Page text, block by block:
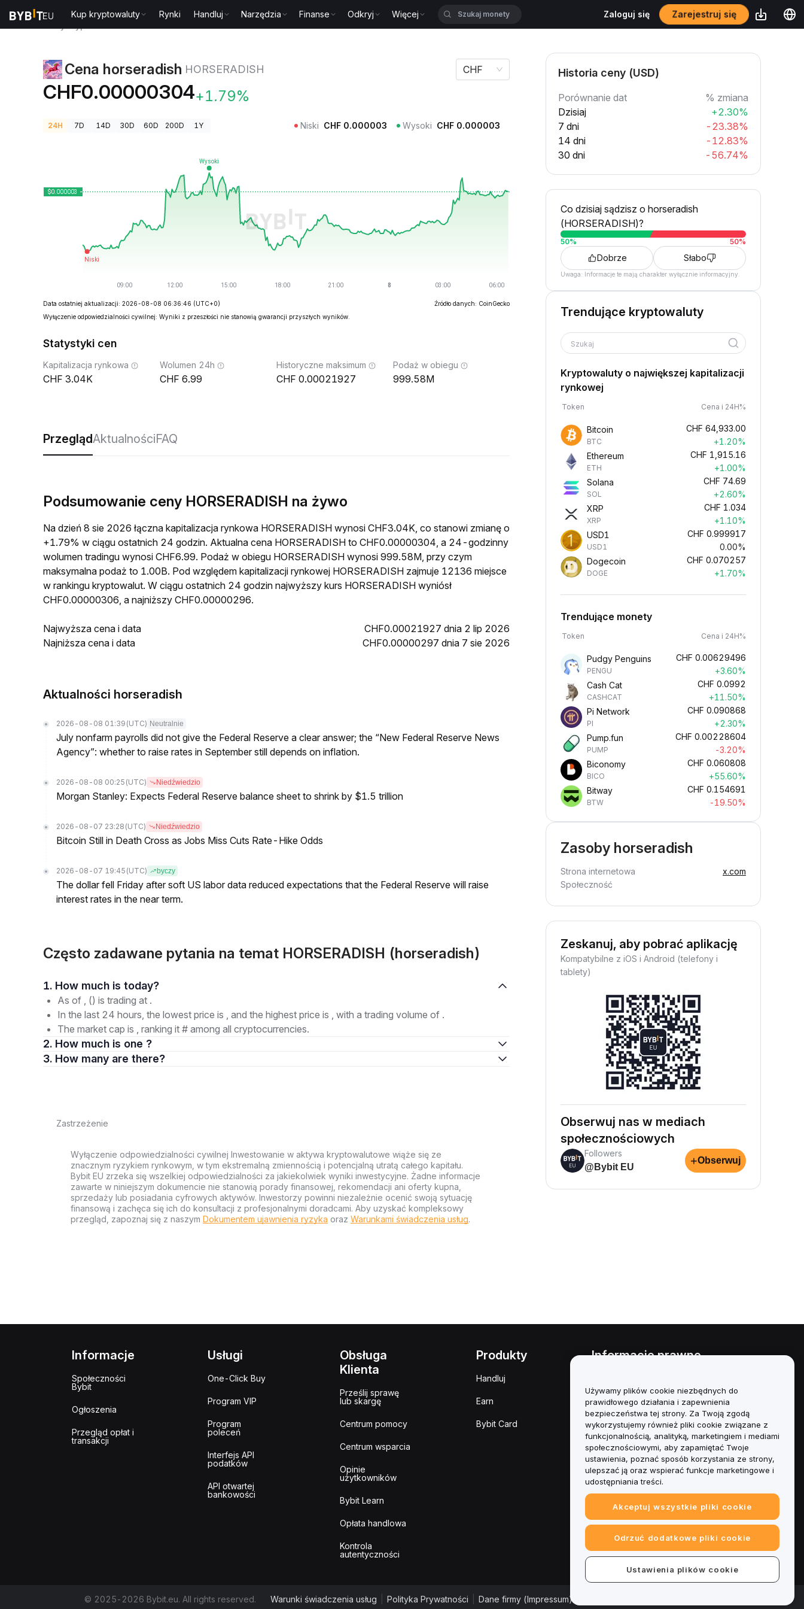
Kup kryptowaluty Rynki Handluj Narzędzia Finanse Odkryj Więcej Zaloguj się Zarejestruj się
Cena horseradish HORSERADISH
CHF0.00000304+1.79%
CHF
24H 7D 14D 30D 60D 200D 1Y Niski CHF 0.000003 Wysoki CHF 0.000003
Data ostatniej aktualizacji: 2026-08-08 06:36:46 (UTC+0)
Źródło danych: CoinGecko
Wyłączenie odpowiedzialności cywilnej: Wyniki z przeszłości nie stanowią gwarancji przyszłych wyników.
Statystyki cen
Kapitalizacja rynkowa
3.04K
Wolumen 24h
6.99
Historyczne maksimum
0.00021927
Podaż w obiegu
999.58M
PrzeglądAktualnościFAQ
Podsumowanie ceny HORSERADISH na żywo
Na dzień 8 sie 2026 łączna kapitalizacja rynkowa HORSERADISH wynosi CHF3.04K, co stanowi zmianę o
+1.79% w ciągu ostatnich 24 godzin. Aktualna cena HORSERADISH to CHF0.00000304, a 24-godzinny
wolumen tradingu wynosi CHF6.99. Podaż w obiegu HORSERADISH wynosi 999.58M, przy czym
maksymalna podaż to 1.00B. Pod względem kapitalizacji rynkowej HORSERADISH zajmuje 12136 miejsce
w rankingu kryptowalut. W ciągu ostatnich 24 godzin najwyższy kurs HORSERADISH wyniósł
CHF0.00000306, a najniższy CHF0.00000296.
Najwyższa cena i data
CHF0.00021927 dnia 2 lip 2026
Najniższa cena i data
CHF0.00000297 dnia 7 sie 2026
Aktualności horseradish
2026-08-08 01:39 (UTC) Neutralnie
July nonfarm payrolls did not give the Federal Reserve a clear answer; the “New Federal Reserve News
Agency”: whether to raise rates in September still depends on inflation.
2026-08-08 00:25 (UTC) Niedźwiedzio
Morgan Stanley: Expects Federal Reserve balance sheet to shrink by $1.5 trillion
2026-08-07 23:28 (UTC) Niedźwiedzio
Bitcoin Still in Death Cross as Jobs Miss Cuts Rate-Hike Odds
2026-08-07 19:45 (UTC) byczy
The dollar fell Friday after soft US labor data reduced expectations that the Federal Reserve will raise
interest rates in the near term.
Często zadawane pytania na temat HORSERADISH (horseradish)
1. How much is today?
As of , () is trading at .
In the last 24 hours, the lowest price is , and the highest price is , with a trading volume of .
The market cap is , ranking it # among all cryptocurrencies.
2. How much is one ?
3. How many are there?
Zastrzeżenie
Wyłączenie odpowiedzialności cywilnej Inwestowanie w aktywa kryptowalutowe wiąże się ze
znacznym ryzykiem rynkowym, w tym ekstremalną zmiennością i potencjalną utratą całego kapitału.
Bybit EU zrzeka się wszelkiej odpowiedzialności za jakiekolwiek wyniki inwestycyjne. Żadne informacje
zawarte w niniejszym dokumencie nie stanowią porady finansowej, rekomendacji ani oferty kupna,
sprzedaży lub posiadania cyfrowych aktywów. Inwestorzy powinni niezależnie ocenić swoją sytuację
finansową i zachęca się ich do konsultacji z profesjonalnymi doradcami. Aby uzyskać kompleksowy
przegląd, zapoznaj się z naszym Dokumentem ujawnienia ryzyka oraz Warunkami świadczenia usług.
Historia ceny (USD)
Porównanie dat
% zmiana
Dzisiaj
+2.30%
7 dni
-23.38%
14 dni
-12.83%
30 dni
-56.74%
Co dzisiaj sądzisz o horseradish
(HORSERADISH)?
50% 50%
Dobrze Słabo
Uwaga: Informacje te mają charakter wyłącznie informacyjny.
Trendujące kryptowaluty
Szukaj
Kryptowaluty o największej kapitalizacji
rynkowej
Token Cena i 24H%
Bitcoin
BTC
CHF 64,933.00
+1.20%
Ethereum
ETH
CHF 1,915.16
+1.00%
Solana
SOL
CHF 74.69
+2.60%
XRP
XRP
CHF 1.034
+1.10%
USD1
USD1
CHF 0.999917
0.00%
Dogecoin
DOGE
CHF 0.070257
+1.70%
Trendujące monety
Token Cena i 24H%
Pudgy Penguins
PENGU
CHF 0.00629496
+3.60%
Cash Cat
CASHCAT
CHF 0.0992
+11.50%
Pi Network
PI
CHF 0.090868
+2.30%
Pump.fun
PUMP
CHF 0.00228604
-3.20%
Biconomy
BICO
CHF 0.060808
+55.60%
Bitway
BTW
CHF 0.154691
-19.50%
Zasoby horseradish
Strona internetowa
x.com
Społeczność
Zeskanuj, aby pobrać aplikację
Kompatybilne z iOS i Android (telefony i
tablety)
Obserwuj nas w mediach
społecznościowych
Followers
@Bybit EU
+Obserwuj
Informacje
Społeczności
Bybit
Ogłoszenia
Przegląd opłat i
transakcji
Usługi
One-Click Buy
Program VIP
Program
poleceń
Interfejs API
podatków
API otwartej
bankowości
Obsługa
Klienta
Prześlij sprawę
lub skargę
Centrum pomocy
Centrum wsparcia
Opinie
użytkowników
Bybit Learn
Opłata handlowa
Kontrola
autentyczności
Produkty
Handluj
Earn
Bybit Card
Informacje prawne
interesów
Podsumowanie polityki
powiernictwa i zarządzania
Informacje ESG
Biuletyny informacyjne
kryptoaktywów
© 2025-2026 Bybit.eu. All rights reserved. Warunki świadczenia usług Polityka Prywatności Dane firmy (Impressum)
Używamy plików cookie niezbędnych do
prawidłowego działania i zapewnienia
bezpieczeństwa tej strony. Za Twoją zgodą
wykorzystujemy również pliki cookie związane z
funkcjonalnością, analityką, marketingiem i mediami
społecznościowymi, aby zapamiętać Twoje
ustawienia, poznać sposób korzystania ze strony,
ulepszać ją oraz wspierać funkcje marketingowe i
udostępniania treści.
Akceptuj wszystkie pliki cookie
Odrzuć dodatkowe pliki cookie
Ustawienia plików cookie